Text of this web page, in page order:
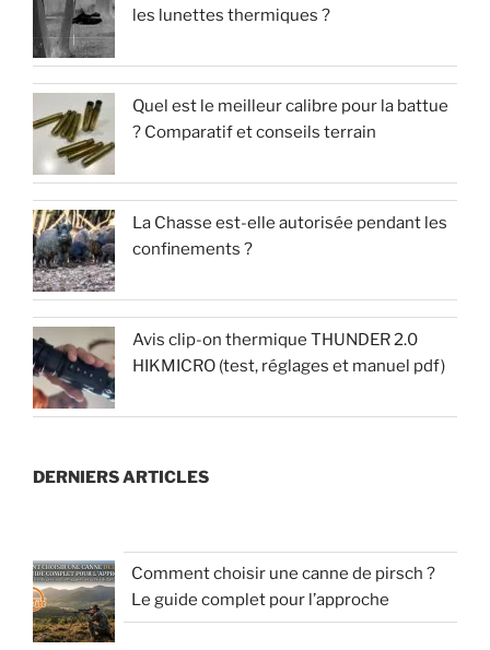
les lunettes thermiques ?
Quel est le meilleur calibre pour la battue
? Comparatif et conseils terrain
La Chasse est-elle autorisée pendant les
confinements ?
Avis clip-on thermique THUNDER 2.0
HIKMICRO (test, réglages et manuel pdf)
DERNIERS ARTICLES
Comment choisir une canne de pirsch ?
Le guide complet pour l’approche